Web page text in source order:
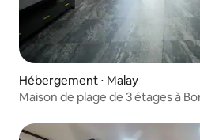
Hébergement ⋅ Malay
Maison de plage de 3 étages à